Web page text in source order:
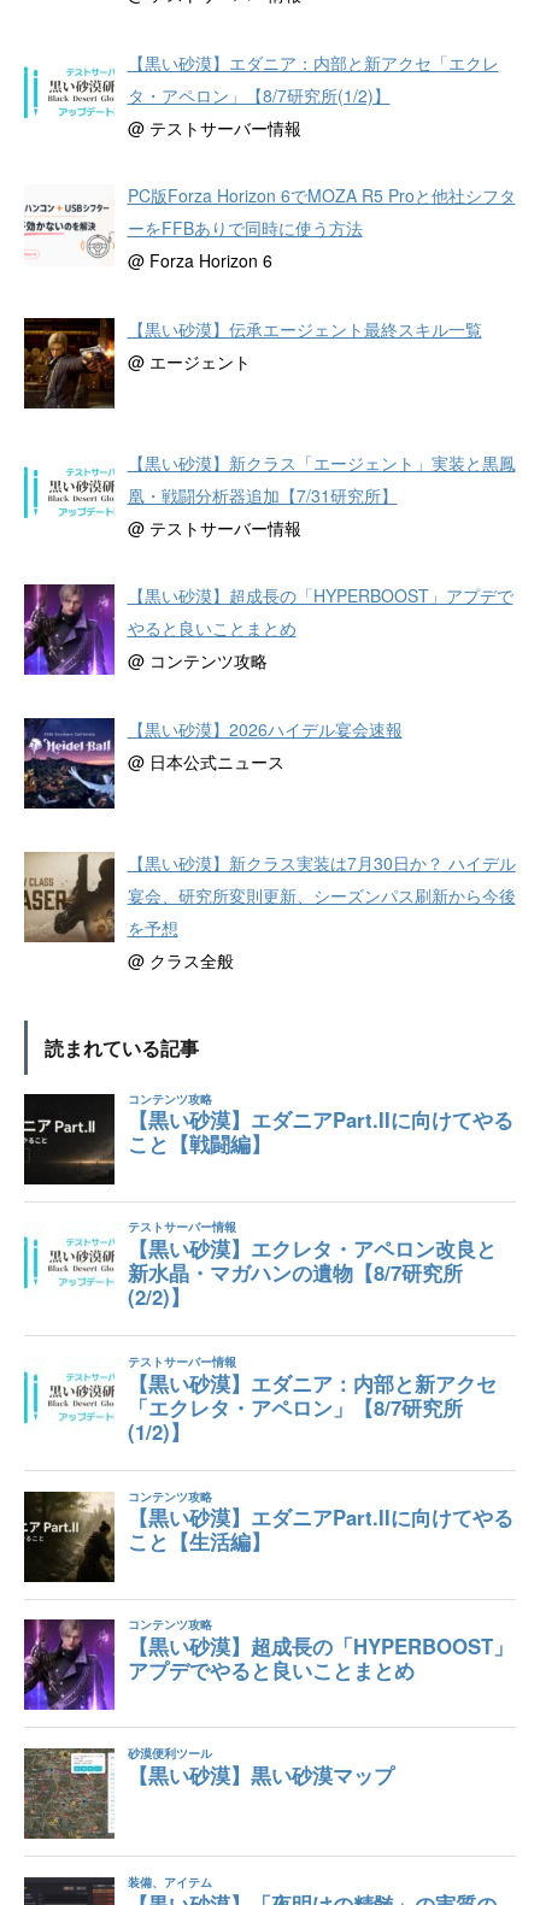
【黒い砂漠】エダニア：内部と新アクセ「エクレ
タ・アペロン」【8/7研究所(1/2)】
@ テストサーバー情報
PC版Forza Horizon 6でMOZA R5 Proと他社シフタ
ーをFFBありで同時に使う方法
@ Forza Horizon 6
【黒い砂漠】伝承エージェント最終スキル一覧
@ エージェント
【黒い砂漠】新クラス「エージェント」実装と黒鳳
凰・戦闘分析器追加【7/31研究所】
@ テストサーバー情報
【黒い砂漠】超成長の「HYPERBOOST」アプデで
やると良いことまとめ
@ コンテンツ攻略
【黒い砂漠】2026ハイデル宴会速報
@ 日本公式ニュース
【黒い砂漠】新クラス実装は7月30日か？ ハイデル
宴会、研究所変則更新、シーズンパス刷新から今後
を予想
@ クラス全般
読まれている記事